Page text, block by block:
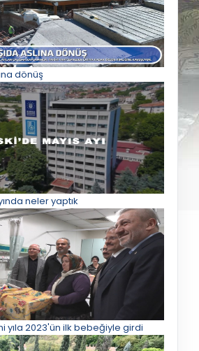
dönüş
neler yaptık
yıla 2023'ün ilk bebeğiyle girdi